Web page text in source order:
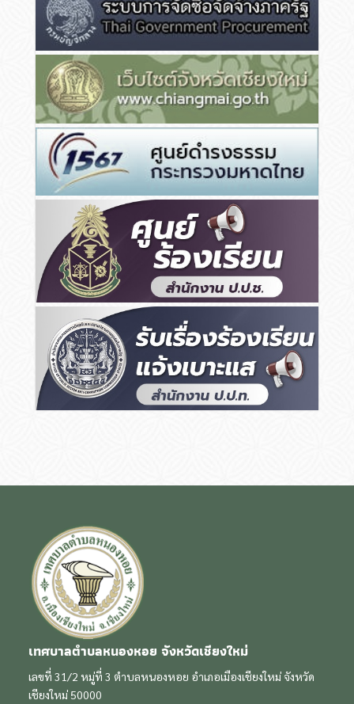
เทศบาลตำบลหนองหอย จังหวัดเชียงใหม่
เลขที่ 31/2 หมู่ที่ 3 ตำบลหนองหอย อำเภอเมืองเชียงใหม่ จังหวัด
เชียงใหม่ 50000